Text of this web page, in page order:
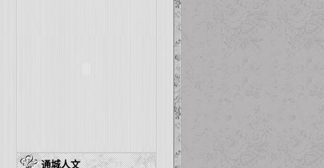
通城人文